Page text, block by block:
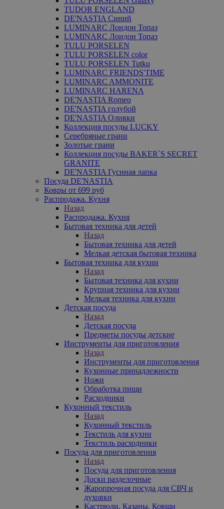
TUDOR ENGLAND
DE'NASTIA Синий
LUMINARC Лондон Топаз
LUMINARC Лондон Топаз
TULU PORSELEN
TULU PORSELEN color
TULU PORSELEN Tutku
LUMINARC FRIENDS'TIME
LUMINARC AMMONITE
LUMINARC HARENA
DE'NASTIA Romeo
DE'NASTIA голубой
DE'NASTIA Оливки
Коллекция посуды LUCKY
Серебряные грани
Золотые грани
Коллекция посуды BAKER`S SECRET
GRANITE
DE'NASTIA Гусиная лапка
Посуда DE'NASTIA
Ковры от 699 руб
Распродажа. Кухня
Назад
Распродажа. Кухня
Бытовая техника для детей
Назад
Бытовая техника для детей
Мелкая детская бытовая техника
Бытовая техника для кухни
Назад
Бытовая техника для кухни
Крупная техника для кухни
Мелкая техника для кухни
Детская посуда
Назад
Детская посуда
Предметы посуды детские
Инструменты для приготовления
Назад
Инструменты для приготовления
Кухонные принадлежности
Ножи
Обработка пищи
Расходники
Кухонный текстиль
Назад
Кухонный текстиль
Текстиль для кухни
Текстиль расходники
Посуда для приготовления
Назад
Посуда для приготовления
Доски разделочные
Жаропрочная посуда для СВЧ и
духовки
Кастрюли, Казаны, Ковши